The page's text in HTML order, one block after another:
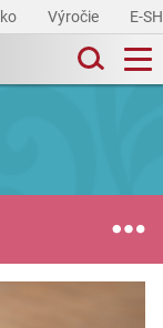
Výročie E-